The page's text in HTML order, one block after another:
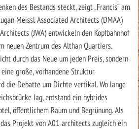
des Bestands steckt, zeigt „Francis“ am
Meissl Associated Architects (DMAA)
(JWA) entwickeln den Kopfbahnhof
neuen Zentrum des Althan Quartiers.
durch das Neue um jeden Preis, sondern
große, vorhandene Struktur.
die Debatte um Dichte vertikal. Wo lange
lag, entstand ein hybrides
öffentlichem Raum und Begrünung. Als
Projekt von A01 architects zugleich ein